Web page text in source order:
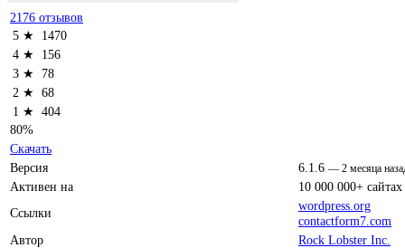
2176 отзывов
5 ★
1470
4 ★
156
3 ★
78
2 ★ 68
1 ★ 404
80%
Скачать
Версия
6.1.6 — 2 месяца
Активен на
10 000 000+ сайтах
Ссылки
wordpress.org
contactform7.com
Автор
Rock Lobster Inc.